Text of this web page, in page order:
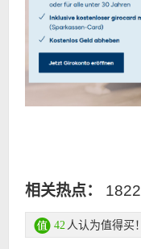
相关热点：
42 人认为值得买！